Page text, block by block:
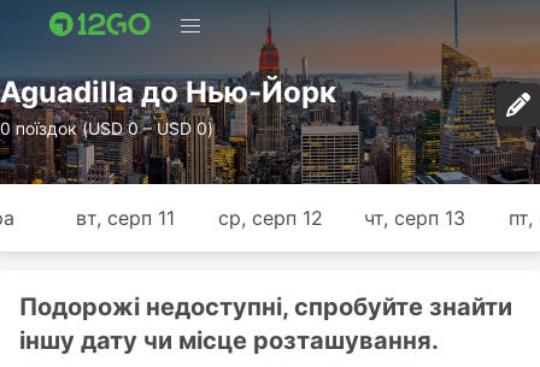
Aguadilla до Нью-Йорк
0 поїздок (USD 0 – USD 0)
вт, серп 11 ср, серп 12 чт, серп 13
Подорожі недоступні, спробуйте знайти
іншу дату чи місце розташування.